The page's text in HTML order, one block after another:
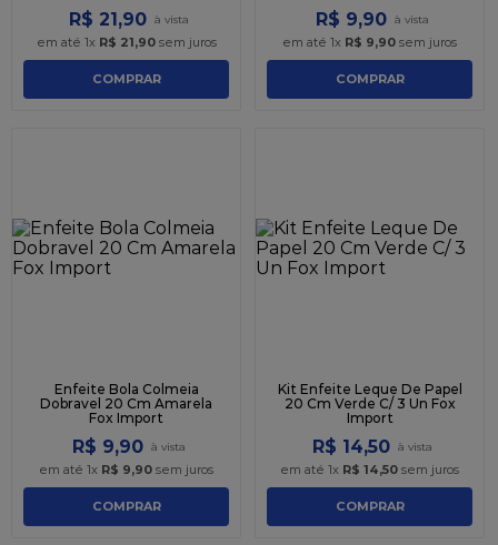
R$ 21,90
em até 1x R$ 21,90sem juros
COMPRAR
R$ 9,90
em até 1x R$ 9,90 sem juros
COMPRAR
Enfeite Bola Colmeia
Dobravel 20 Cm Amarela
Fox Import
R$ 9,90
em até 1x R$ 9,90 sem juros
COMPRAR
Kit Enfeite Leque De Papel
20 Cm Verde C/ 3 Un Fox
Import
R$ 14,50
em até 1x R$ 14,50 sem juros
COMPRAR